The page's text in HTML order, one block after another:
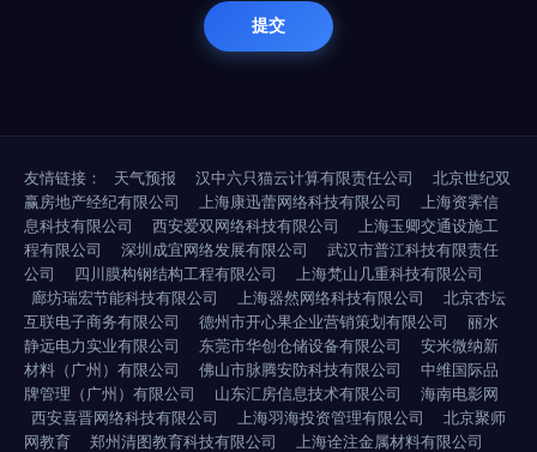
友情链接： 天气预报 汉中六只猫云计算有限责任公司
北京世纪双
赢房地产经纪有限公司
上海康迅蕾网络科技有限公司
上海资霁信
息科技有限公司
西安爱双网络科技有限公司
上海玉卿交通设施工
程有限公司
深圳成宜网络发展有限公司
武汉市普江科技有限责任
公司
四川膜构钢结构工程有限公司
上海梵山几重科技有限公司
廊坊瑞宏节能科技有限公司
上海器然网络科技有限公司
北京杏坛
互联电子商务有限公司
德州市开心果企业营销策划有限公司
丽水
静远电力实业有限公司
东莞市华创仓储设备有限公司
安米微纳新
材料（广州）有限公司
佛山市脉腾安防科技有限公司
中维国际品
牌管理（广州）有限公司
山东汇房信息技术有限公司
海南电影网
西安喜晋网络科技有限公司
上海羽海投资管理有限公司
北京聚师
网教育
郑州清图教育科技有限公司
上海诠注金属材料有限公司